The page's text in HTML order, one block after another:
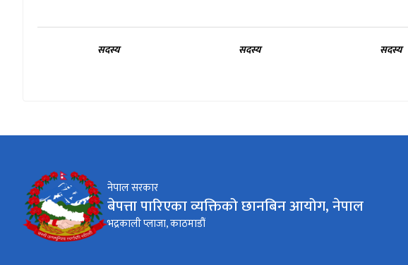
सदस्य सदस्य सदस्य
नेपाल सरकार
बेपत्ता पारिएका व्यक्तिको छानबिन आयोग, नेपाल
भद्रकाली प्लाजा, काठमाडौं